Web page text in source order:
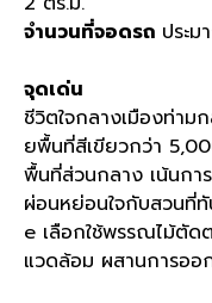
จำนวนที่จอดรถ ประ
จุดเด่น
ชีวิตใจกลางเมืองท่าม
ยพื้นที่สีเขียวกว่า
พื้นที่ส่วนกลาง เน้นกา
ผ่อนหย่อนใจกับสวนที่
e เลือกใช้พรรณไม้ตั
แวดล้อม ผสานการอ